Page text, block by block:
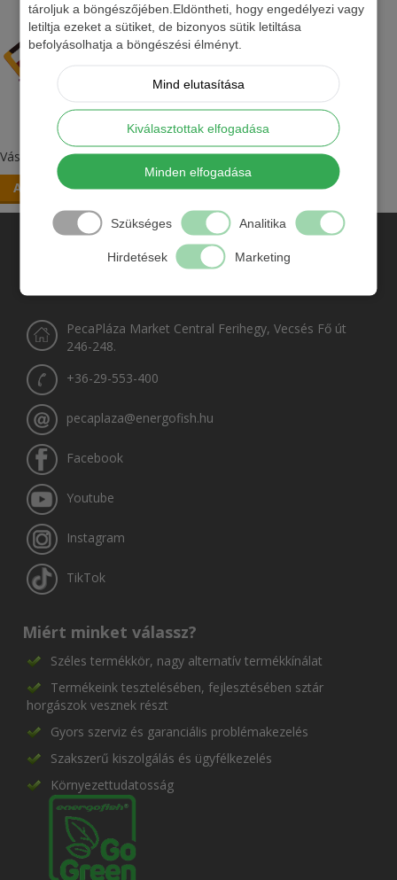
tároljuk a böngészőjében.Eldöntheti, hogy engedélyezi vagy
letiltja ezeket a sütiket, de bizonyos sütik letiltása
befolyásolhatja a böngészési élményt.
Mind elutasítása
Kiválasztottak elfogadása
Minden elfogadása
Szükséges Analitika
Hirdetések Marketing
Vásárolj ajándék kártyát vagy válassz csomagajánlatainkból!
Ajándék kártyás termékek itt!
PecaPláza Market Central Ferihegy, Vecsés Fő út
246-248.
+36-29-553-400
pecaplaza@energofish.hu
Facebook
Youtube
Instagram
TikTok
Miért minket válassz?
Széles termékkör, nagy alternatív termékkínálat
Termékeink tesztelésében, fejlesztésében sztár
horgászok vesznek részt
Gyors szerviz és garanciális problémakezelés
Szakszerű kiszolgálás és ügyfélkezelés
Környezettudatosság